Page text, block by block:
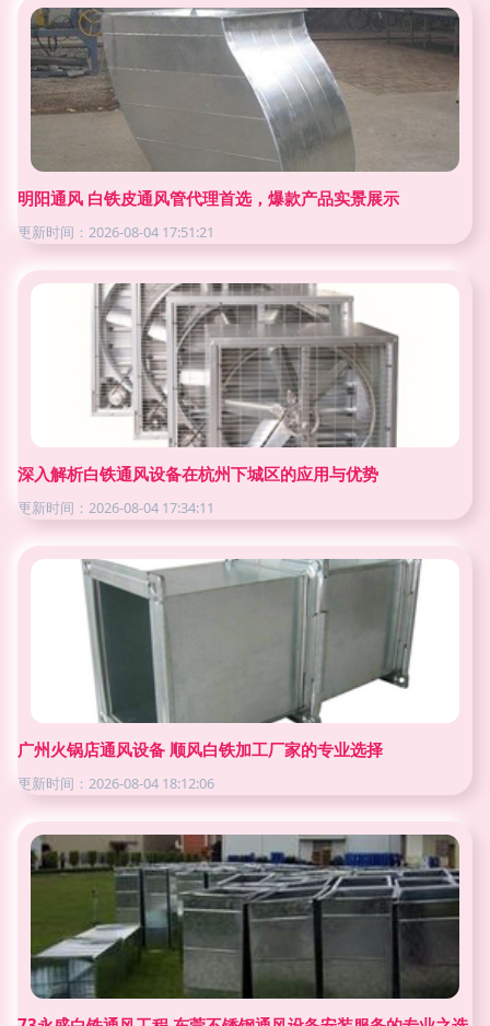
明阳通风 白铁皮通风管代理首选，爆款产品实景展示
更新时间：2026-08-04 17:51:21
深入解析白铁通风设备在杭州下城区的应用与优势
更新时间：2026-08-04 17:34:11
广州火锅店通风设备 顺风白铁加工厂家的专业选择
更新时间：2026-08-04 18:12:06